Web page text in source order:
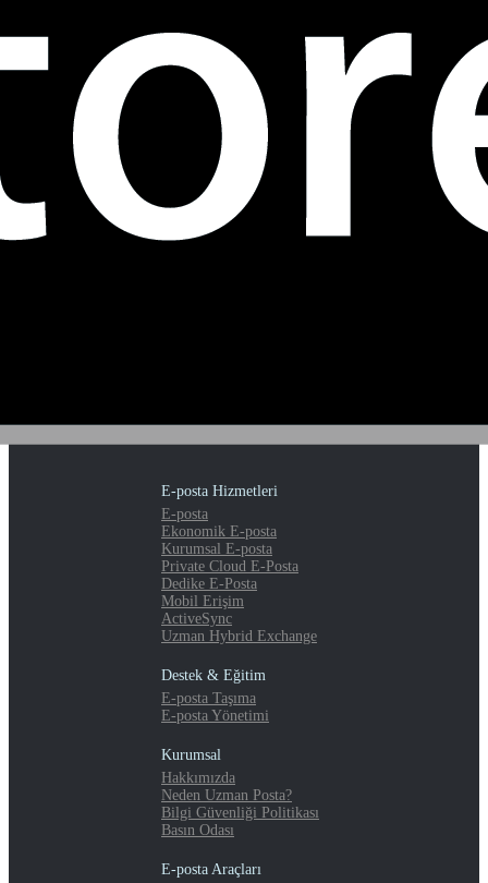
E-posta Hizmetleri
E-posta
Ekonomik E-posta
Kurumsal E-posta
Private Cloud E-Posta
Dedike E-Posta
Mobil Erişim
ActiveSync
Uzman Hybrid Exchange
Destek & Eğitim
E-posta Taşıma
E-posta Yönetimi
Kurumsal
Hakkımızda
Neden Uzman Posta?
Bilgi Güvenliği Politikası
Basın Odası
E-posta Araçları